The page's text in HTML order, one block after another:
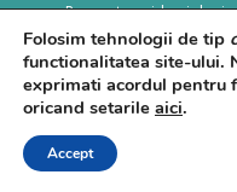
Rapoarte
©
Folosim tehnologii de tip
functionalitatea site-ului.
exprimati acordul pentru
oricand setarile aici.
Accept